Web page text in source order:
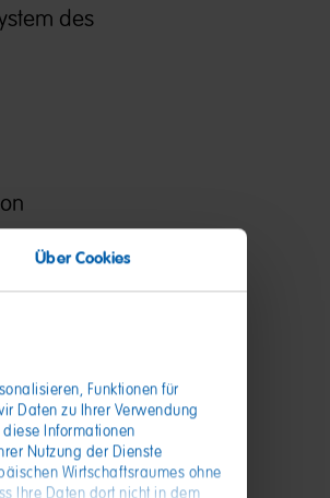
Über Cookies
Funktionen für
Daten zu Ihrer Verwendung
Informationen
Nutzung der Dienste
Wirtschaftsraumes ohne
Ihre Daten dort nicht in dem
des
die